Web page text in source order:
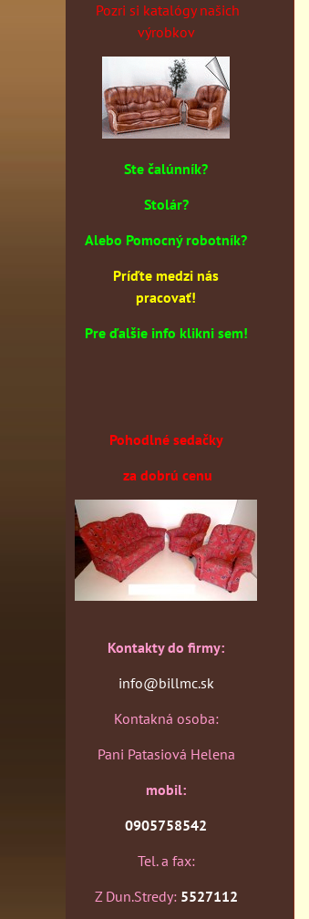
Pozri si katalógy našich
výrobkov
Ste čalúnník?
Stolár?
Alebo Pomocný robotník?
Príďte medzi nás
pracovať!
Pre ďalšie info klikni sem!
Pohodlné sedačky
za dobrú cenu
Kontakty do firmy:
info@billmc.sk
Kontakná osoba:
Pani Patasiová Helena
mobil:
0905758542
Tel. a fax:
Z Dun.Stredy: 5527112